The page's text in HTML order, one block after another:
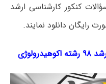
کنکور کارشناسی ارشد
رایگان دانلود نمایند.